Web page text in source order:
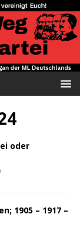
oder
1905 – 1917 –